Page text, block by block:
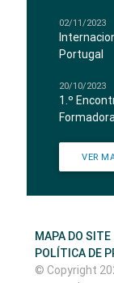
02/11/2023
Portugal
20/10/2023
1.º
VER
MAPA DO SITE
POLÍTICA DE
© Copyright